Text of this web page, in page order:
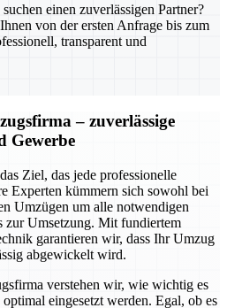
einen zuverlässigen Partner?
von der ersten Anfrage bis zum
transparent und
– zuverlässige
Gewerbe
Ziel, das jede professionelle
Experten kümmern sich sowohl bei
Umzügen um alle notwendigen
zur Umsetzung. Mit fundiertem
garantieren wir, dass Ihr Umzug
abgewickelt wird.
verstehen wir, wie wichtig es
eingesetzt werden. Egal, ob es